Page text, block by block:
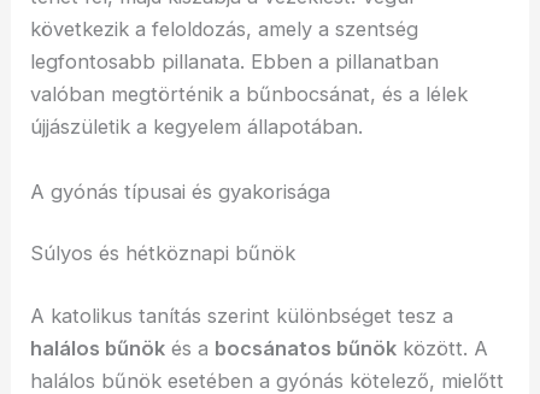
következik a feloldozás, amely a szentség
legfontosabb pillanata. Ebben a pillanatban
valóban megtörténik a bűnbocsánat, és a lélek
újjászületik a kegyelem állapotában.
A gyónás típusai és gyakorisága
Súlyos és hétköznapi bűnök
A katolikus tanítás szerint különbséget tesz a
halálos bűnök és a bocsánatos bűnök között. A
halálos bűnök esetében a gyónás kötelező, mielőtt